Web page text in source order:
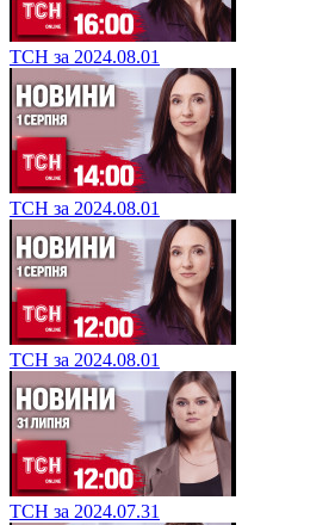
ТСН за 2024.08.01
ТСН за 2024.08.01
ТСН за 2024.08.01
ТСН за 2024.07.31